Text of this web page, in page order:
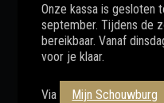
Onze kassa is gesloten
september. Tijdens de
bereikbaar. Vanaf
voor je klaar.
Via Mijn Schouwburg
DO
20 MEI